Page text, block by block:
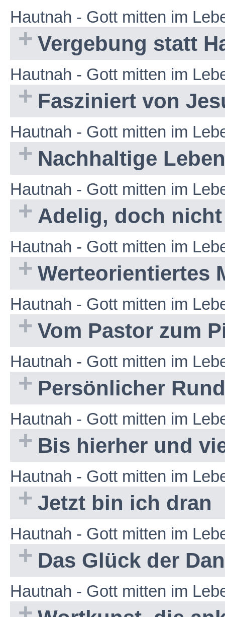
Hautnah - Gott mitten im
Vergebung statt
Hautnah - Gott mitten im
Fasziniert von
Hautnah - Gott mitten im
Nachhaltige
Hautnah - Gott mitten im
Adelig, doch
Hautnah - Gott mitten im
Werteorientiertes
Hautnah - Gott mitten im
Vom Pastor zum
Hautnah - Gott mitten im
Persönlicher
Hautnah - Gott mitten im
Bis hierher und
Hautnah - Gott mitten im
Jetzt bin ich dran
Hautnah - Gott mitten im
Das Glück der
Hautnah - Gott mitten im